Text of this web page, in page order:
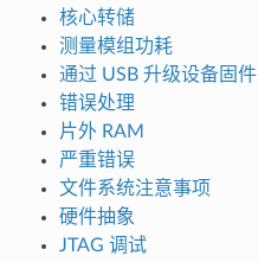
核心转储
测量模组功耗
通过 USB 升级设备固件
错误处理
片外 RAM
严重错误
文件系统注意事项
硬件抽象
JTAG 调试